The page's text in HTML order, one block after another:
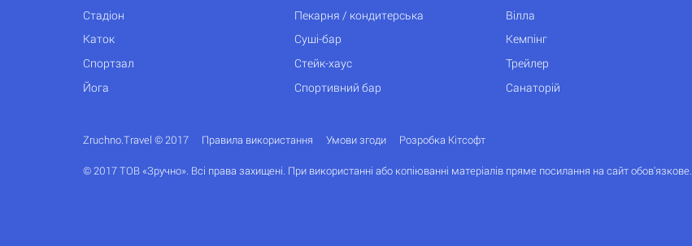
Стадіон
Каток
Спортзал
Йога
Пекарня / кондитерська
Суші-бар
Стейк-хаус
Спортивний бар
Вілла
Кемпінг
Трейлер
Санаторій
Zruchno.Travel © 2017 Правила використання Умови згоди Розробка Кітсофт
© 2017 ТОВ «Зручно». Всі права захищені. При використанні або копіюванні матеріалів пряме посилання на сайт обов'язкове.